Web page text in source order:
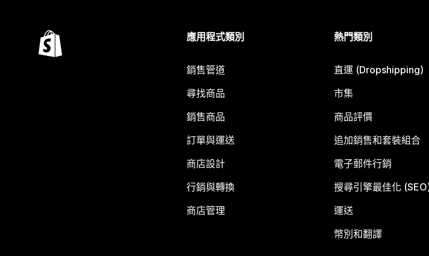
應用程式類別
銷售管道
尋找商品
銷售商品
訂單與運送
商店設計
行銷與轉換
商店管理
熱門類別
直運 (Dropshipping)
市集
商品評價
追加銷售和套裝組合
電子郵件行銷
搜尋引擎最佳化
運送
幣別和翻譯